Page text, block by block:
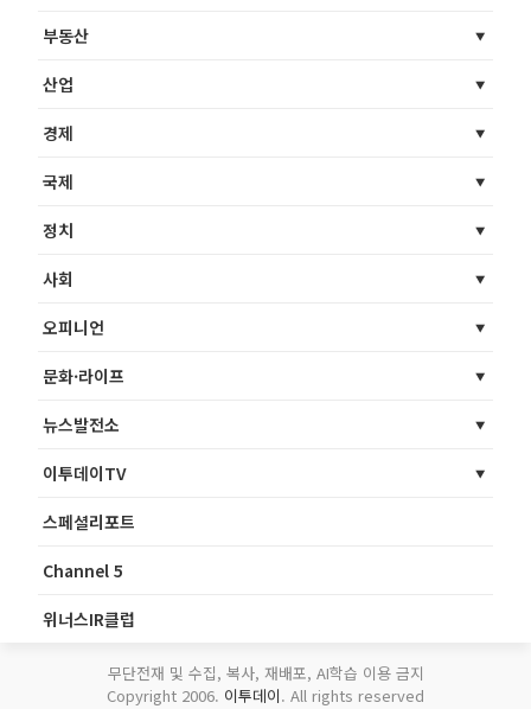
부동산
산업
경제
국제
정치
사회
오피니언
문화·라이프
뉴스발전소
이투데이TV
스페셜리포트
Channel 5
위너스IR클럽
무단전재 및 수집, 복사, 재배포, AI학습 이용 금지
Copyright 2006. 이투데이. All rights reserved